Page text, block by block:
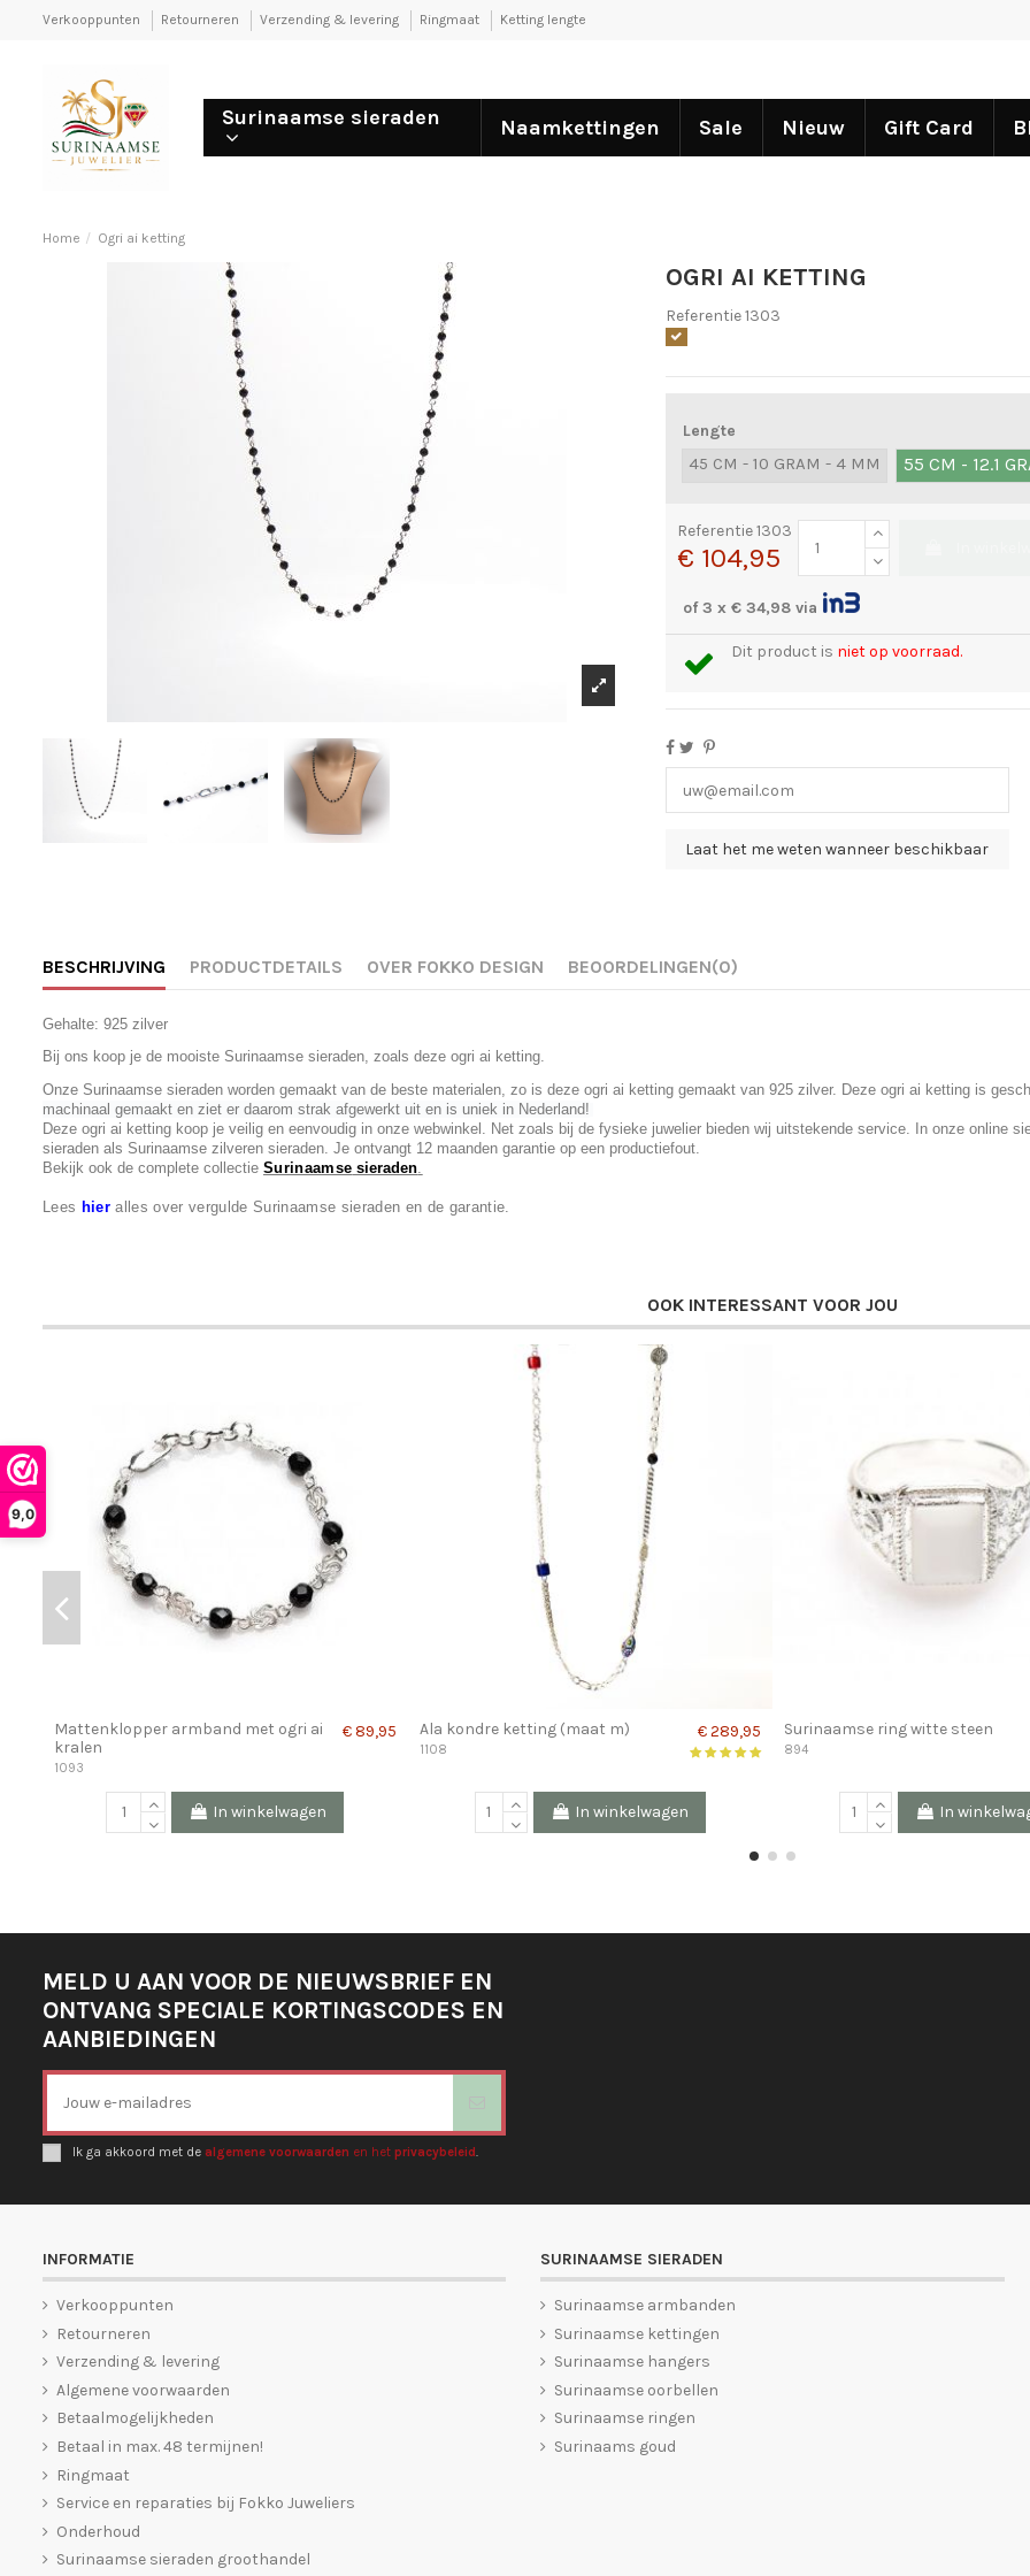
9,0
Verkooppunten Retourneren Verzending & levering Ringmaat Ketting lengte
Surinaamse sieraden Naamkettingen Sale Nieuw Gift Card
Home Ogri ai ketting
OGRI AI KETTING
Referentie1303
Lengte
45 CM - 10 GRAM - 4 MM 55 CM - 12.1
Referentie 1303
€ 104,95
of 3 x € 34,98 via
Dit product is niet op voorraad.
BESCHRIJVING PRODUCTDETAILS OVER FOKKO DESIGN BEOORDELINGEN(0)
Gehalte: 925 zilver
Bij ons koop je de mooiste Surinaamse sieraden, zoals deze ogri ai ketting.
Onze Surinaamse sieraden worden gemaakt van de beste materialen, zo is deze ogri ai ketting gemaakt van 925 zilver. Deze ogri ai ketting is
machinaal gemaakt en ziet er daarom strak afgewerkt uit en is uniek in Nederland!
Deze ogri ai ketting koop je veilig en eenvoudig in onze webwinkel. Net zoals bij de fysieke juwelier bieden wij uitstekende service. In onze online
sieraden als Surinaamse zilveren sieraden. Je ontvangt 12 maanden garantie op een productiefout.
Bekijk ook de complete collectie Surinaamse sieraden
Lees hier alles over vergulde Surinaamse sieraden en de garantie.
OOK INTERESSANT VOOR JOU
Mattenklopper armband met ogri ai
kralen
1093
€ 89,95
In winkelwagen
Ala kondre ketting (maat m)
1108
€ 289,95
In winkelwagen
Surinaamse ring witte steen
894
In
MELD U AAN VOOR DE NIEUWSBRIEF EN
ONTVANG SPECIALE KORTINGSCODES EN
AANBIEDINGEN
Ik ga akkoord met de algemene voorwaarden en het privacybeleid
INFORMATIE
Verkooppunten
Retourneren
Verzending & levering
Algemene voorwaarden
Betaalmogelijkheden
Betaal in max. 48 termijnen!
Ringmaat
Service en reparaties bij Fokko Juweliers
Onderhoud
Surinaamse sieraden groothandel
SURINAAMSE SIERADEN
Surinaamse armbanden
Surinaamse kettingen
Surinaamse hangers
Surinaamse oorbellen
Surinaamse ringen
Surinaams goud